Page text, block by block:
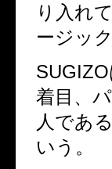
り入れ
ージック
着目、
人であ
いう。